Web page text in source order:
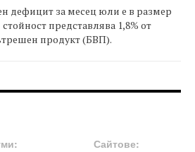
дефицит за месец юли е в размер
представлява 1,8% от
продукт (БВП).
Сайтове: